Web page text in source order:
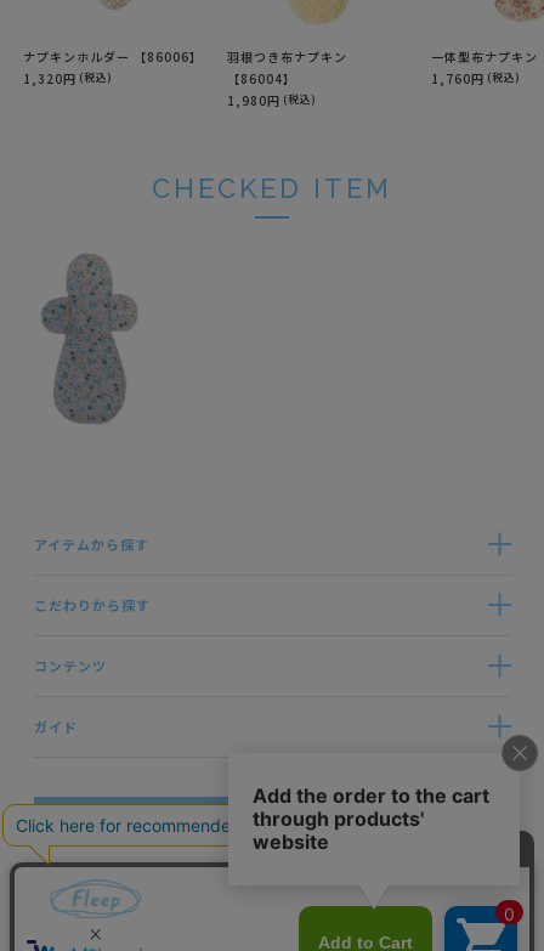
ナプキンホルダー 【86006】
1,320円 (税込)
羽根つき布ナプキン
【86004】
1,980円 (税込)
一体型布ナプキ
1,760円 (税込)
CHECKED ITEM
アイテムから探す
こだわりから探す
コンテンツ
ガイド
お問い合わせ